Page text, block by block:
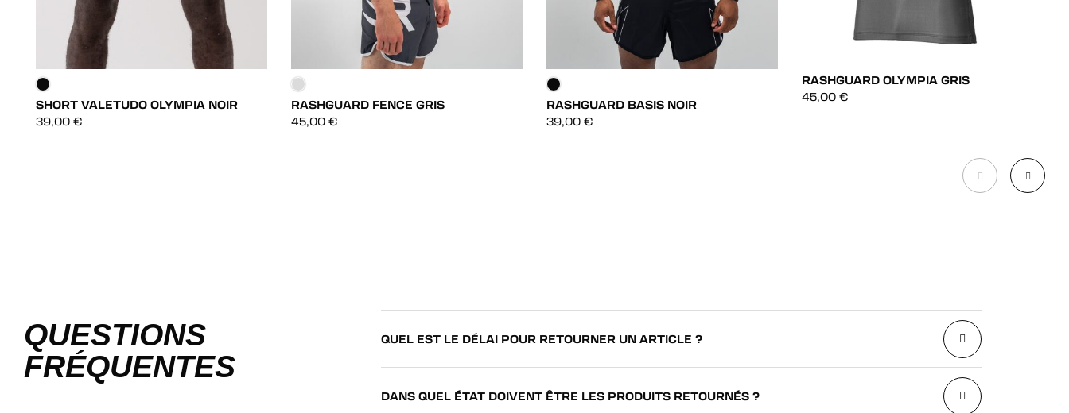
SHORT VALETUDO OLYMPIA NOIR
39,00 €
RASHGUARD FENCE GRIS
45,00 €
RASHGUARD BASIS NOIR
39,00 €
RASHGUARD OLYMPIA GRIS
45,00 €
QUESTIONS
FRÉQUENTES
QUEL EST LE DÉLAI POUR RETOURNER UN ARTICLE ?
DANS QUEL ÉTAT DOIVENT ÊTRE LES PRODUITS RETOURNÉS ?